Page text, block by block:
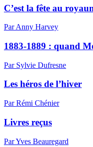
C’est la fête au
Par Anny Harvey
1883-1889 : quand
Par Sylvie Dufresne
Les héros de l’hiver
Par Rémi Chénier
Livres reçus
Par Yves Beauregard